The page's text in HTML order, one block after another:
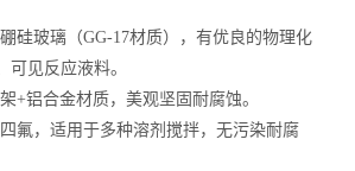
硅玻璃（GG-17材质），有优良的物理化
可见反应液料。
+铝合金材质，美观坚固耐腐蚀。
氟，适用于多种溶剂搅拌，无污染耐腐